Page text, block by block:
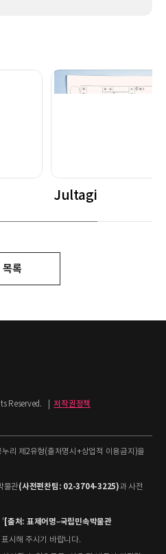
Jultagi
목록
Reserved.
저작권정책
리 제2유형(출처명시+상업적 이용금지)을
물관(사전편찬팀: 02-3704-3225)과 사전
' [출처: 표제어명–국립민속박물관
시해 주시기 바랍니다.